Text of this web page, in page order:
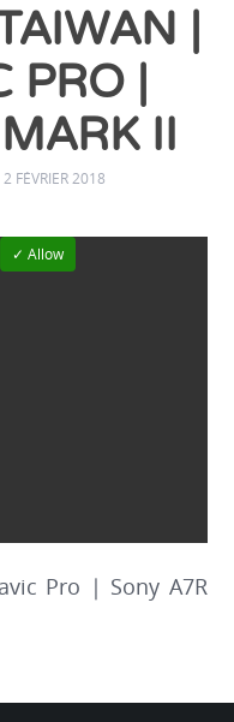
|
PRO |
II
FÉVRIER 2018
✓ Allow
Pro | Sony A7R